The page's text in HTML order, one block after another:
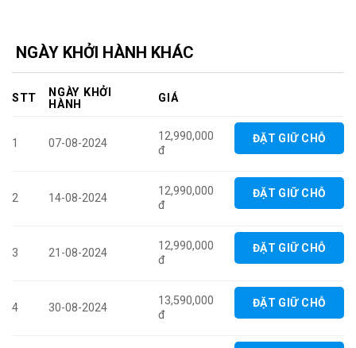
NGÀY KHỞI HÀNH KHÁC
STT
NGÀY KHỞI
HÀNH
GIÁ
1 07-08-2024
12,990,000
đ
ĐẶT GIỮ CHỖ
2 14-08-2024
12,990,000
đ
ĐẶT GIỮ CHỖ
3 21-08-2024
12,990,000
đ
ĐẶT GIỮ CHỖ
4 30-08-2024
13,590,000
đ
ĐẶT GIỮ CHỖ